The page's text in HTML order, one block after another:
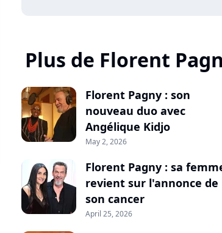
Plus de Florent
Florent Pagny : son
nouveau duo avec
Angélique Kidjo
May 2, 2026
Florent Pagny : sa
revient sur l'annonce de
son cancer
April 25, 2026